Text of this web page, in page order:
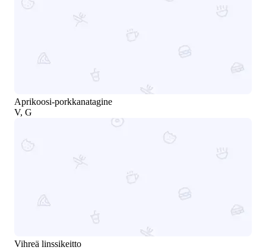
Aprikoosi-porkkanatagine
V, G
Vihreä linssikeitto